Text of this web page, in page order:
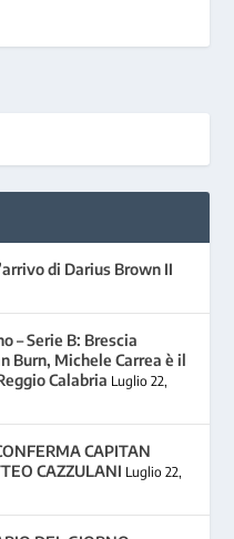
di Darius Brown II
– Serie B: Brescia
Burn, Michele Carrea è il
Calabria Luglio 22,
CAPITAN
CAZZULANI Luglio 22,